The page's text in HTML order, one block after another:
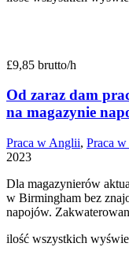
£9,85 brutto/h
Od zaraz dam
na magazynie
Praca w Anglii, Praca
2023
Dla magazynierów
w Birmingham bez
napojów.
ilość wszystkich